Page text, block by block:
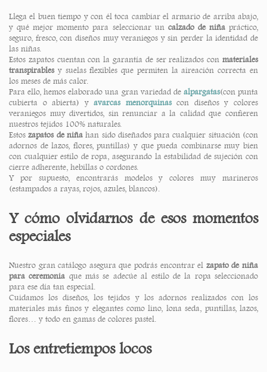
Llega el buen tiempo y con él toca cambiar el armario de arriba abajo,
y qué mejor momento para seleccionar un calzado de niñapráctico,
seguro, fresco, con diseños muy veraniegos y sin perder la identidad de
las niñas.
Estos zapatos cuentan con la garantía de ser realizados con materiales
transpirablesy suelas flexibles que permiten la aireación correcta en
los meses de más calor.
Para ello, hemos elaborado una gran variedad de alpargatas(con punta
cubierta o abierta) yavarcas menorquinas con diseños y colores
veraniegos muy divertidos, sin renunciar a la calidad que confieren
nuestros tejidos 100% naturales.
Estoszapatos de niñahan sido diseñados para cualquier situación (con
adornos de lazos, flores, puntillas) y que pueda combinarse muy bien
con cualquier estilo de ropa, asegurando la estabilidad de sujeción con
cierre adherente, hebillas o cordones.
Y por supuesto, encontrarás modelos y colores muy marineros
(estampados a rayas, rojos, azules, blancos).
Y cómo olvidarnos de esos momentos
especiales
Nuestro gran catálogo asegura que podrás encontrar el zapato de niña
para ceremonia que más se adecúe al estilo de la ropa seleccionado
para ese día tan especial.
Cuidamos los diseños, los tejidos y los adornos realizados con los
materiales más finos y elegantes como lino, lona seda, puntillas, lazos,
flores… y todo en gamas de colores pastel.
Los entretiempos locos